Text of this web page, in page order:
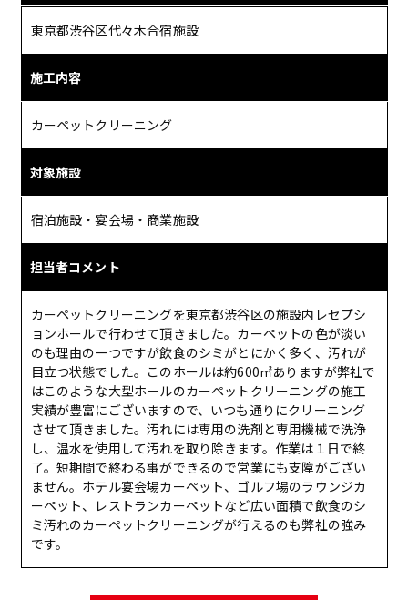
東京都渋谷区代々木合宿施設
施工内容
カーペットクリーニング
対象施設
宿泊施設・宴会場・商業施設
担当者コメント
カーペットクリーニングを東京都渋谷区の施設内レセプシ
ョンホールで行わせて頂きました。カーペットの色が淡い
のも理由の一つですが飲食のシミがとにかく多く、汚れが
目立つ状態でした。このホールは約600㎡ありますが弊社で
はこのような大型ホールのカーペットクリーニングの施工
実績が豊富にございますので、いつも通りにクリーニング
させて頂きました。汚れには専用の洗剤と専用機械で洗浄
し、温水を使用して汚れを取り除きます。作業は１日で終
了。短期間で終わる事ができるので営業にも支障がござい
ません。ホテル宴会場カーペット、ゴルフ場のラウンジカ
ーペット、レストランカーペットなど広い面積で飲食のシ
ミ汚れのカーペットクリーニングが行えるのも弊社の強み
です。